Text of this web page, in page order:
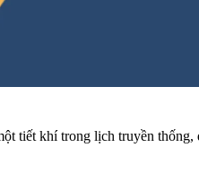
tiết khí trong lịch truyền thống,